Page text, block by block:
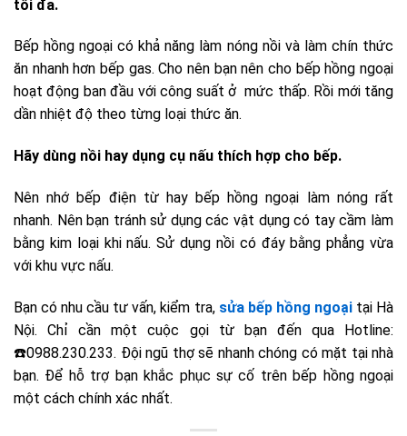
tối đa.
Bếp hồng ngoại có khả năng làm nóng nồi và làm chín thức
ăn nhanh hơn bếp gas. Cho nên bạn nên cho bếp hồng ngoại
hoạt động ban đầu với công suất ở mức thấp. Rồi mới tăng
dần nhiệt độ theo từng loại thức ăn.
Hãy dùng nồi hay dụng cụ nấu thích hợp cho bếp.
Nên nhớ bếp điện từ hay bếp hồng ngoại làm nóng rất
nhanh. Nên bạn tránh sử dụng các vật dụng có tay cầm làm
bằng kim loại khi nấu. Sử dụng nồi có đáy bằng phẳng vừa
với khu vực nấu.
Bạn có nhu cầu tư vấn, kiểm tra, sửa bếp hồng ngoại tại Hà
Nội. Chỉ cần một cuộc gọi từ bạn đến qua Hotline:
☎️0988.230.233. Đội ngũ thợ sẽ nhanh chóng có mặt tại nhà
bạn. Để hỗ trợ bạn khắc phục sự cố trên bếp hồng ngoại
một cách chính xác nhất.